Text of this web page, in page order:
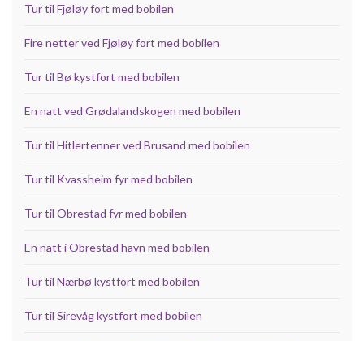
Tur til Fjøløy fort med bobilen
Fire netter ved Fjøløy fort med bobilen
Tur til Bø kystfort med bobilen
En natt ved Grødalandskogen med bobilen
Tur til Hitlertenner ved Brusand med bobilen
Tur til Kvassheim fyr med bobilen
Tur til Obrestad fyr med bobilen
En natt i Obrestad havn med bobilen
Tur til Nærbø kystfort med bobilen
Tur til Sirevåg kystfort med bobilen